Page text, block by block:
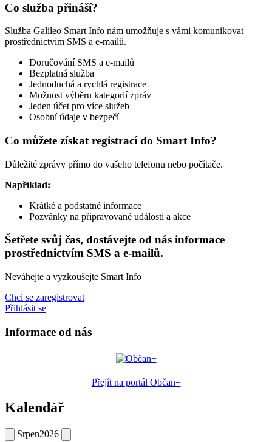
Co služba přináší?
Služba Galileo Smart Info nám umožňuje s vámi komunikovat
prostřednictvím SMS a e-mailů.
Doručování SMS a e-mailů
Bezplatná služba
Jednoduchá a rychlá registrace
Možnost výběru kategorií zpráv
Jeden účet pro více služeb
Osobní údaje v bezpečí
Co můžete získat registrací do Smart Info?
Důležité zprávy přímo do vašeho telefonu nebo počítače.
Například:
Krátké a podstatné informace
Pozvánky na připravované události a akce
Šetřete svůj čas, dostávejte od nás informace
prostřednictvím SMS a e-mailů.
Neváhejte a vyzkoušejte Smart Info
Chci se zaregistrovat
Přihlásit se
Informace od nás
Přejít na portál Občan+
Kalendář
Srpen2026